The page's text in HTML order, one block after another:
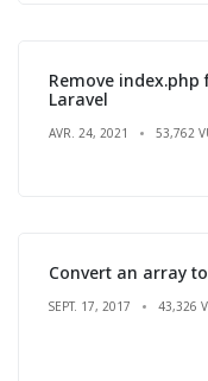
Remove index.php
Laravel
AVR. 24, 2021 53,762
Convert an array
SEPT. 17, 2017 43,326